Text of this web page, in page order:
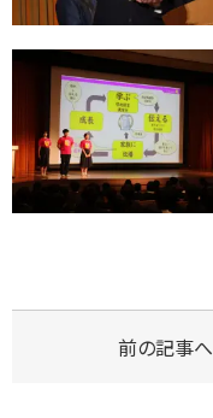
前の記事へ